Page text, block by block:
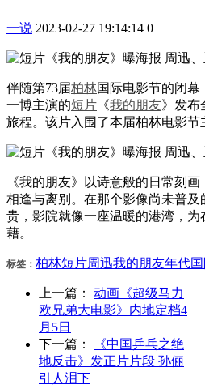
一说 2023-02-27 19:14:14 0
伴随第73届柏林国际电影节的闭幕
一博主演的短片 《我的朋友》发布
旅程。该片入围了本届柏林电影节
《我的朋友》以诗意般的日常刻
相逢与离别。在那个影像尚未普
贵，影院就像一座温暖的港湾，
藉。
标签： 柏林短片周迅我的朋友年代
上一篇：
动画《超级马力
欧兄弟大电影》内地定档4
月5日
下一篇：
《中国乒乓之绝
地反击》发正片片段 孙俪
引人泪下